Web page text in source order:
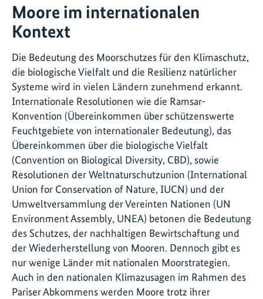
Moore im internationalen
Kontext
Die Bedeutung des Moorschutzes für den Klimaschutz,
die biologische Vielfalt und die Resilienz natürlicher
Systeme wird in vielen Ländern zunehmend erkannt.
Internationale Resolutionen wie die Ramsar-
Konvention (Übereinkommen über schützenswerte
Feuchtgebiete von internationaler Bedeutung), das
Übereinkommen über die biologische Vielfalt
(Convention on Biological Diversity, CBD), sowie
Resolutionen der Weltnaturschutzunion (International
Union for Conservation of Nature, IUCN) und der
Umweltversammlung der Vereinten Nationen (UN
Environment Assembly, UNEA) betonen die Bedeutung
des Schutzes, der nachhaltigen Bewirtschaftung und
der Wiederherstellung von Mooren. Dennoch gibt es
nur wenige Länder mit nationalen Moorstrategien.
Auch in den nationalen Klimazusagen im Rahmen des
Pariser Abkommens werden Moore trotz ihrer